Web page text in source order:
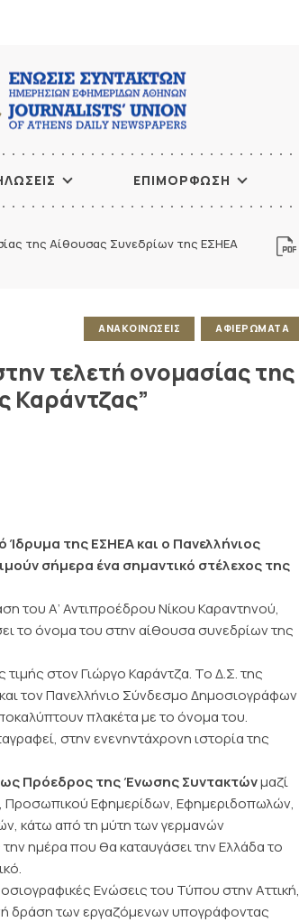
ΕΠΙΜΟΡΦΩΣΗ
της Αίθουσας Συνεδρίων της ΕΣΗΕΑ
ΑΝΑΚΟΙΝΩΣΕΙΣ ΑΦΙΕΡΩΜΑΤΑ
τελετή ονομασίας της
Καράντζας”
της ΕΣΗΕΑ και ο Πανελλήνιος
σήμερα ένα σημαντικό στέλεχος της
του Α’ Αντιπροέδρου Νίκου Καραντηνού,
το όνομα του στην αίθουσα συνεδρίων της
στον Γιώργο Καράντζα. Το Δ.Σ. της
τον Πανελλήνιο Σύνδεσμο Δημοσιογράφων
πλακέτα με το όνομα του.
στην ενενηντάχρονη ιστορία της
ως Πρόεδρος της Ένωσης Συντακτώνμαζί
Εφημερίδων, Εφημεριδοπωλών,
κάτω από τη μύτη των γερμανών
ημέρα που θα καταυγάσει την Ελλάδα το
Ενώσεις του Τύπου στην Αττική,
δράση των εργαζόμενων υπογράφοντας